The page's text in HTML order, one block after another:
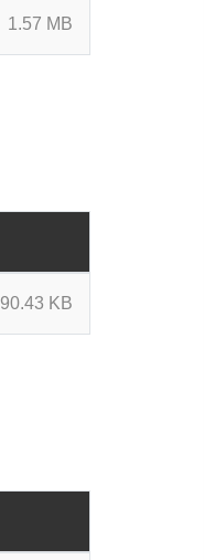
1.57 MB
90.43 KB